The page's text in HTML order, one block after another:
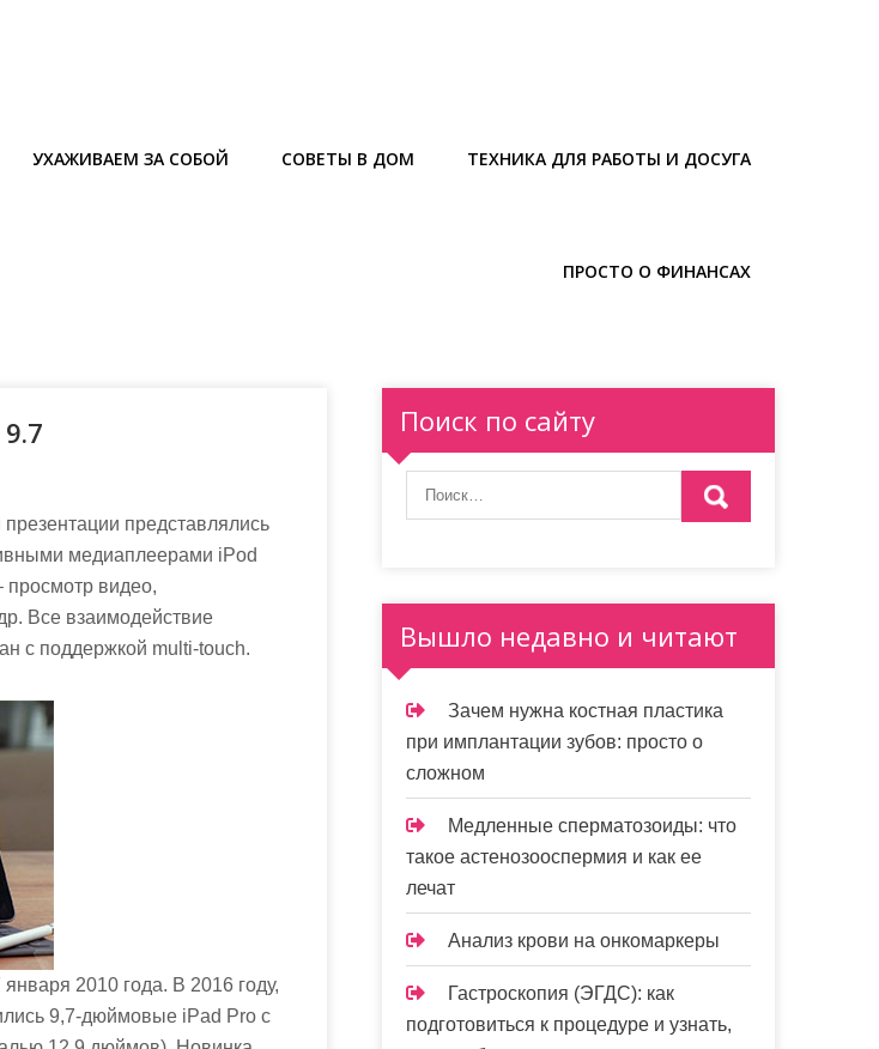
УХАЖИВАЕМ ЗА СОБОЙ СОВЕТЫ В ДОМ ТЕХНИКА ДЛЯ РАБОТЫ И ДОСУГА
ПРОСТО О ФИНАНСАХ
представлялись
медиаплеерами iPod
видео,
Все взаимодействие
с поддержкой multi-touch.
2010 года. В 2016 году,
9,7-дюймовые iPad Pro с
Поиск по сайту
Вышло недавно и читают
Зачем нужна костная пластика
при имплантации зубов: просто о
сложном
Медленные сперматозоиды: что
такое астенозооспермия и как ее
лечат
Анализ крови на онкомаркеры
Гастроскопия (ЭГДС): как
подготовиться к процедуре и узнать,